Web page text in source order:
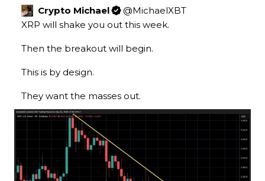
Crypto Michael @MichaelXBT
XRP will shake you out this week.
Then the breakout will begin.
This is by design.
They want the masses out.